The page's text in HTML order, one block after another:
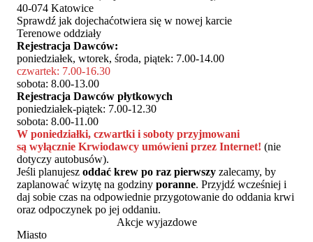
40-074 Katowice
Sprawdź jak dojechaćotwiera się w nowej karcie
Terenowe oddziały
Rejestracja Dawców:
poniedziałek, wtorek, środa, piątek: 7.00-14.00
czwartek: 7.00-16.30
sobota: 8.00-13.00
Rejestracja Dawców płytkowych
poniedziałek-piątek: 7.00-12.30
sobota: 8.00-11.00
W poniedziałki, czwartki i soboty przyjmowani
są wyłącznie Krwiodawcy umówieni przez Internet! (nie
dotyczy autobusów).
Jeśli planujesz oddać krew po raz pierwszy zalecamy, by
zaplanować wizytę na godziny poranne. Przyjdź wcześniej i
daj sobie czas na odpowiednie przygotowanie do oddania krwi
oraz odpoczynek po jej oddaniu.
Akcje wyjazdowe
Miasto